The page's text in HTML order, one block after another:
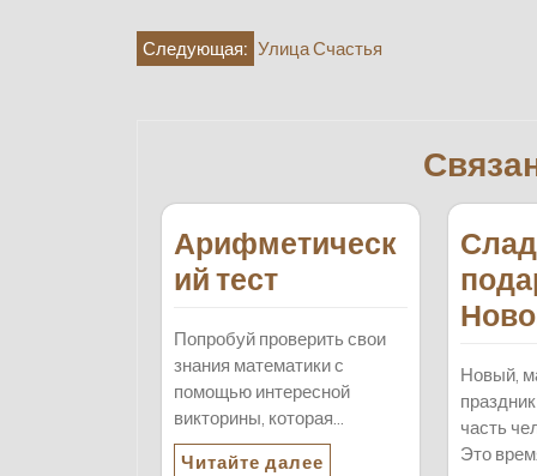
Навигация
Следующая: Улица Счастья
Арифметическ
ий тест
Попробуй проверить свои
знания математики с
помощью интересной
викторины, которая…
Читайте далее
Новый,
часть
Это